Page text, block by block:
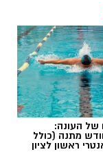
העונה:
מתנה (כולל
ראשון לציון